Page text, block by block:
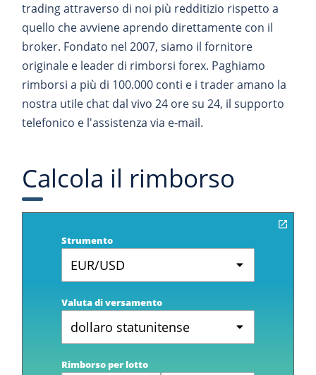
trading attraverso di noi più redditizio rispetto a
quello che avviene aprendo direttamente con il
broker. Fondato nel 2007, siamo il fornitore
originale e leader di rimborsi forex. Paghiamo
rimborsi a più di 100.000 conti e i trader amano la
nostra utile chat dal vivo 24 ore su 24, il supporto
telefonico e l'assistenza via e-mail.
Calcola il rimborso
Strumento
EUR/USD
Valuta di versamento
dollaro statunitense
Rimborso per lotto